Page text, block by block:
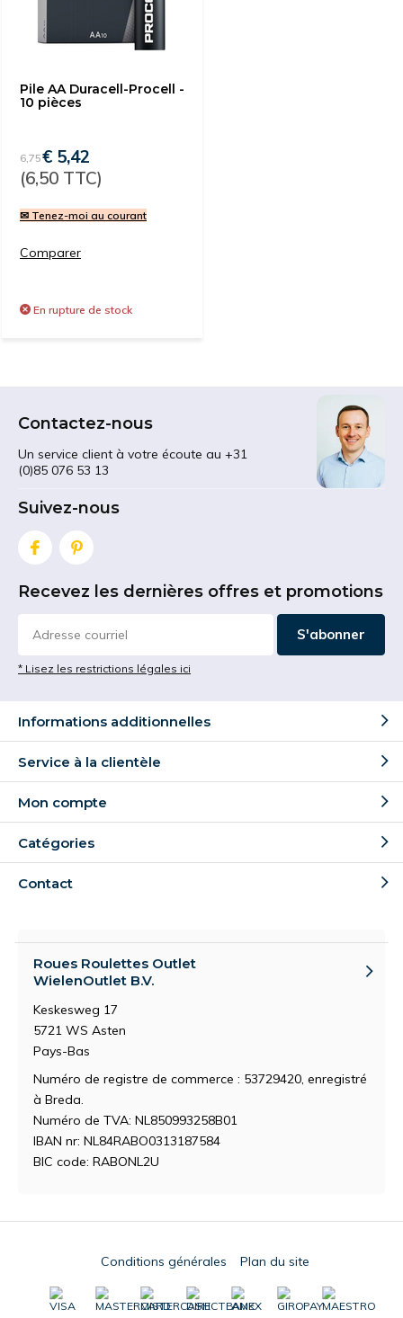
Pile AA Duracell-Procell -
10 pièces
6,75€ 5,42
(6,50 TTC)
✉ Tenez-moi au courant
Comparer
En rupture de stock
Contactez-nous
Un service client à votre écoute au +31
(0)85 076 53 13
Suivez-nous
Recevez les dernières offres et promotions
S'abonner
* Lisez les restrictions légales ici
Informations additionnelles
Service à la clientèle
Mon compte
Catégories
Contact
Roues Roulettes Outlet
WielenOutlet B.V.
Keskesweg 17
5721 WS Asten
Pays-Bas
Numéro de registre de commerce : 53729420, enregistré
à Breda.
Numéro de TVA: NL850993258B01
IBAN nr: NL84RABO0313187584
BIC code: RABONL2U
Conditions générales Plan du site